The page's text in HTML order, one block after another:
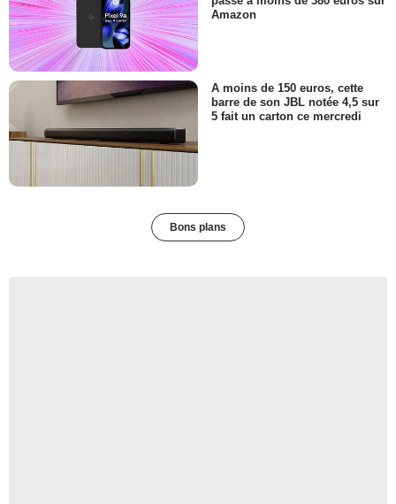
Amazon
A moins de 150 euros, cette
barre de son JBL notée 4,5 sur
5 fait un carton ce mercredi
Bons plans